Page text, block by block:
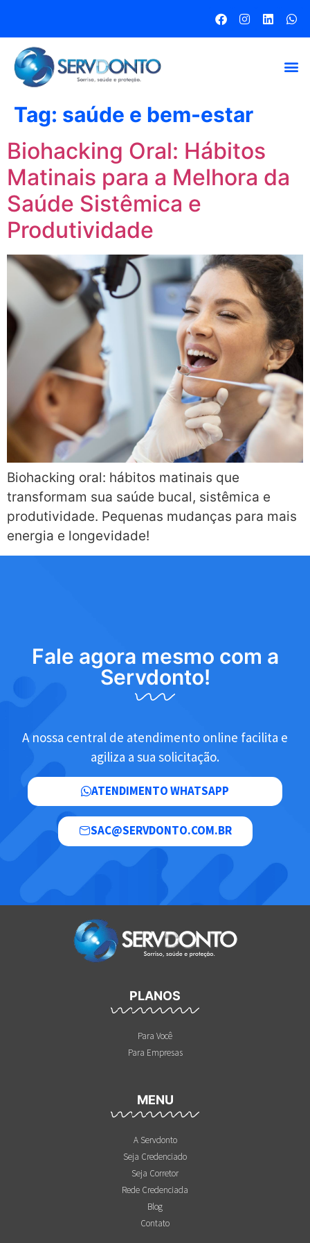
Tag: saúde e bem-estar
Biohacking Oral: Hábitos
Matinais para a Melhora da
Saúde Sistêmica e
Produtividade
Biohacking oral: hábitos matinais que
transformam sua saúde bucal, sistêmica e
produtividade. Pequenas mudanças para mais
energia e longevidade!
Fale agora mesmo com a
Servdonto!
A nossa central de atendimento online facilita e
agiliza a sua solicitação.
ATENDIMENTO WHATSAPP
SAC@SERVDONTO.COM.BR
PLANOS
Para Você
Para Empresas
MENU
A Servdonto
Seja Credenciado
Seja Corretor
Rede Credenciada
Blog
Contato